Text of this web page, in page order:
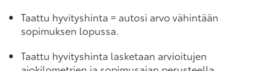
Taattu hyvityshinta = autosi arvo vähintään
sopimuksen lopussa.
Taattu hyvityshinta lasketaan arvioitujen